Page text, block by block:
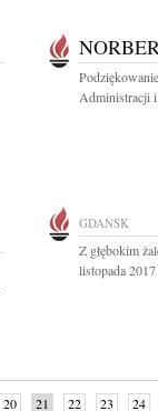
Administracji i
GDAŃSK
Z głębokim
listopada
20 21 22 23 24